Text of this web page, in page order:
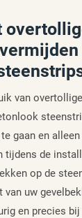
van
gaan en
tijdens de
op de
uw
en precies